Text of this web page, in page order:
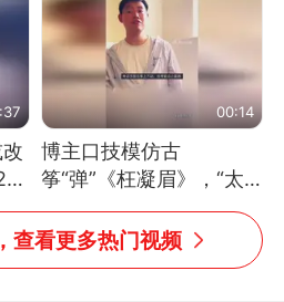
00:14
博主口技模仿古
筝“弹”《枉凝眉》，“太
像了～你是吃古筝长大的
吗？”“或将成为首位考级
不带古筝的选手。”（来
查看更多热门视频